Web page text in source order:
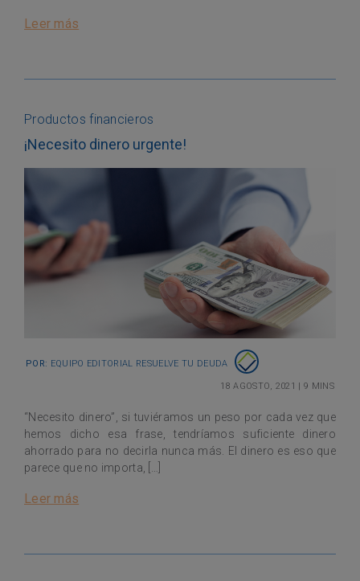
Leer más
Productos financieros
¡Necesito dinero urgente!
Por: Equipo Editorial Resuelve tu Deuda
18 agosto, 2021 |9 mins
“Necesito dinero”, si tuviéramos un peso por cada vez que
hemos dicho esa frase, tendríamos suficiente dinero
ahorrado para no decirla nunca más. El dinero es eso que
parece que no importa, […]
Leer más